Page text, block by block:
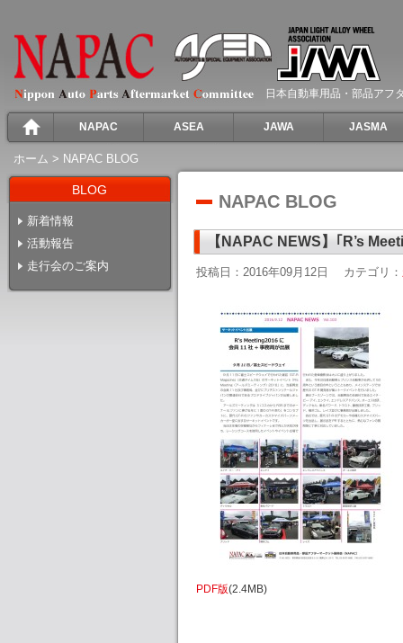
日本自動車用品・部品アフ
NAPAC ASEA JAWA JASMA
ホーム > NAPAC BLOG
BLOG
新着情報
活動報告
走行会のご案内
NAPAC BLOG
【NAPAC NEWS】｢R’s
投稿日：2016年09月12日 カテゴリ：
PDF版(2.4MB)